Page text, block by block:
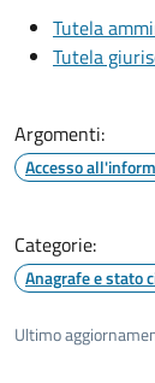
Tutela
Tutela
Argomenti:
Accesso
Categorie:
Anagrafe e stato
Ultimo